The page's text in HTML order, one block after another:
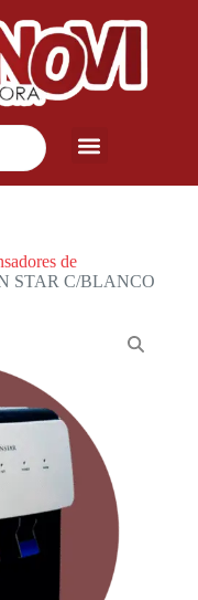
de
STAR C/BLANCO